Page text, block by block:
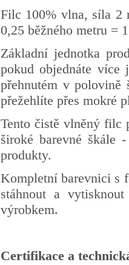
Filc 100% vlna, síla 2
0,25 běžného metru
Základní jednotka
pokud objednáte více
přehnutém v
přežehlíte přes mokré
Tento čistě vlněný filc
široké barevné škále
produkty.
Kompletní barevnici s
stáhnout a
výrobkem.
Certifikace a